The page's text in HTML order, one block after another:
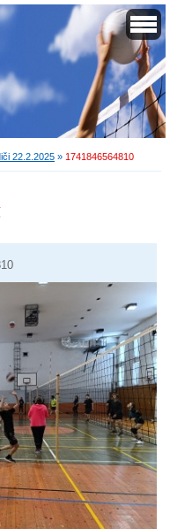
22.2.2025 » 1741846564810